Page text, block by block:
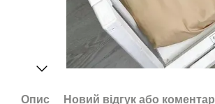
Опис Новий відгук або коментар